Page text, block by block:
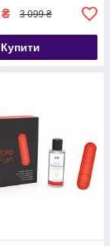
₴ 3 099 ₴
Купити